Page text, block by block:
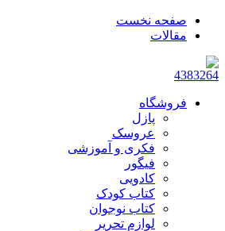
صفحه نخست
مقالات
فروشگاه
پازل
عروسک
فکری و آموزشی
فیگور
کادویی
کتاب کودک
کتاب نوجوان
لوازم تحریر